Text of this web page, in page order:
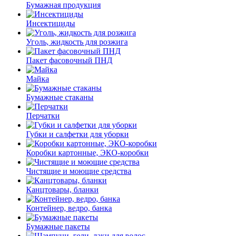
Бумажная продукция
Инсектициды
Уголь, жидкость для розжига
Пакет фасовочный ПНД
Майка
Бумажные стаканы
Перчатки
Губки и салфетки для уборки
Коробки картонные, ЭКО-коробки
Чистящие и моющие средства
Канцтовары, бланки
Контейнер, ведро, банка
Бумажные пакеты